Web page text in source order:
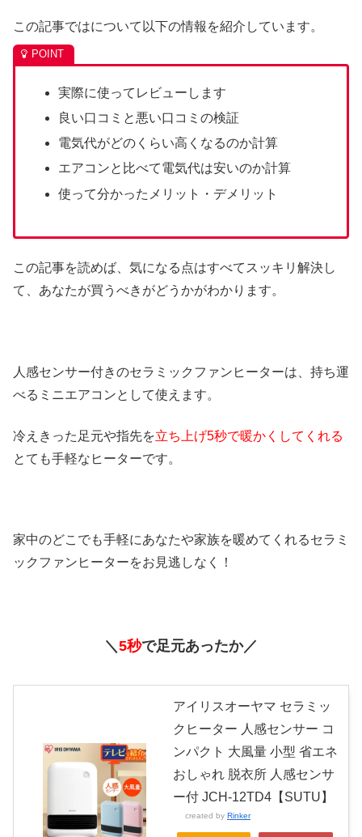
この記事ではについて以下の情報を紹介しています。
実際に使ってレビューします
良い口コミと悪い口コミの検証
電気代がどのくらい高くなるのか計算
エアコンと比べて電気代は安いのか計算
使って分かったメリット・デメリット
この記事を読めば、気になる点はすべてスッキリ解決し
て、あなたが買うべきがどうかがわかります。
人感センサー付きのセラミックファンヒーターは、持ち運
べるミニエアコンとして使えます。
冷えきった足元や指先を立ち上げ5秒で暖かくしてくれる
とても手軽なヒーターです。
家中のどこでも手軽にあなたや家族を暖めてくれるセラミ
ックファンヒーターをお見逃しなく！
＼5秒で足元あったか／
アイリスオーヤマ セラミッ
クヒーター 人感センサー コ
ンパクト 大風量 小型 省エネ
おしゃれ 脱衣所 人感センサ
ー付 JCH-12TD4【SUTU】
created by Rinker